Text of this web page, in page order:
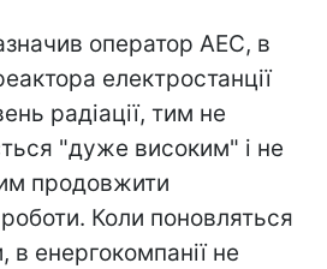
оператор АЕС, в
електростанції
радіації, тим не
"дуже високим" і не
продовжити
Коли поновляться
в енергокомпанії не